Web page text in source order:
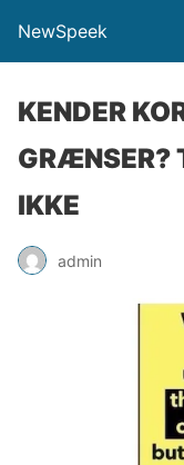
NewSpeek
KENDER
GRÆNSER?
IKKE
admin